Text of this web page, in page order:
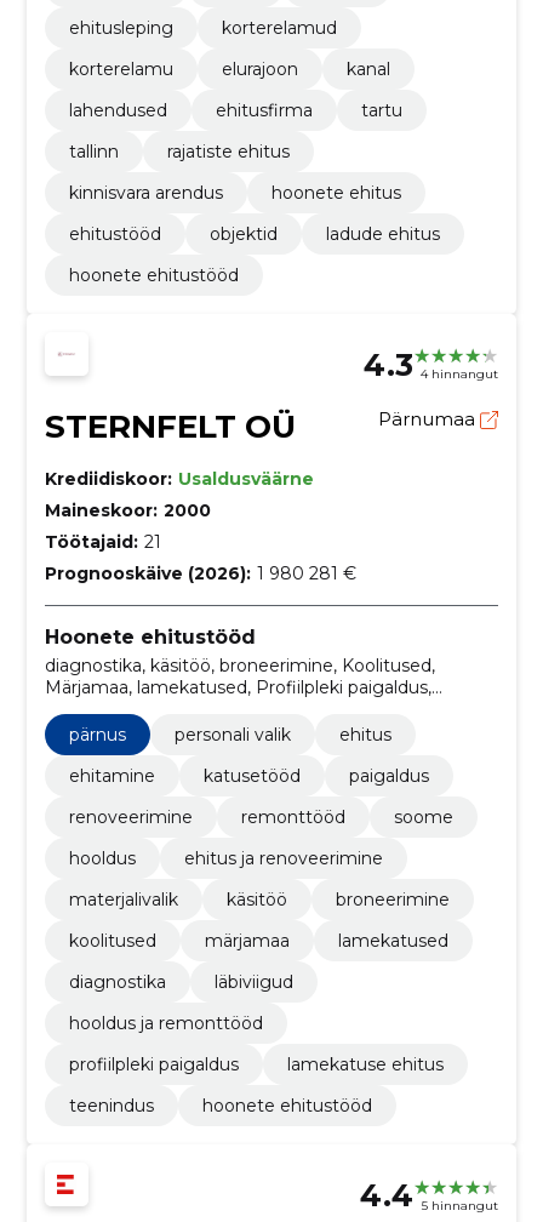
ehitusleping
korterelamud
korterelamu
elurajoon
kanal
lahendused
ehitusfirma
tartu
tallinn
rajatiste ehitus
kinnisvara arendus
hoonete ehitus
ehitustööd
objektid
ladude ehitus
hoonete ehitustööd
4.3 4 hinnangut
STERNFELT OÜ Pärnumaa
Krediidiskoor: Usaldusväärne
Maineskoor: 2000
Töötajaid: 21
Prognooskäive (2026): 1 980 281 €
Hoonete ehitustööd
diagnostika, käsitöö, broneerimine, Koolitused,
Märjamaa, lamekatused, Profiilpleki paigaldus,
Teenindus, lamekatuse ehitus, materjalivalik
pärnus
personali valik
ehitus
ehitamine
katusetööd
paigaldus
renoveerimine
remonttööd
soome
hooldus
ehitus ja renoveerimine
materjalivalik
käsitöö
broneerimine
koolitused
märjamaa
lamekatused
diagnostika
läbiviigud
hooldus ja remonttööd
profiilpleki paigaldus
lamekatuse ehitus
teenindus
hoonete ehitustööd
4.4 5 hinnangut